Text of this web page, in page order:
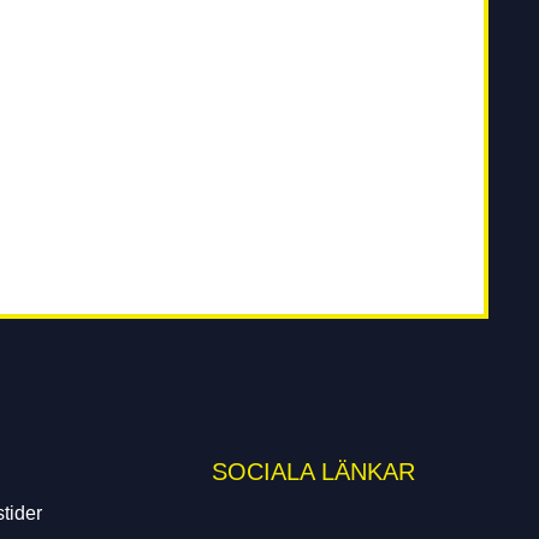
SOCIALA LÄNKAR